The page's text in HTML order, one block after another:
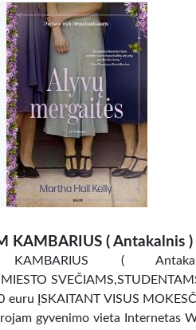
KAMBARIUS ( Antakalnis
KAMBARIUS (
ĮSKAITANT VISUS
gyvenimo vieta Internetas